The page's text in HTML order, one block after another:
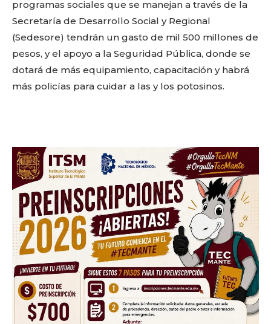
Don't miss
out!
Sing up for our newsletter
to stay in the loop.
programas sociales que se manejan a través de la
Secretaría de Desarrollo Social y Regional
(Sedesore) tendrán un gasto de mil 500 millones de
pesos, y el apoyo a la Seguridad Pública, donde se
dotará de más equipamiento, capacitación y habrá
más policías para cuidar a las y los potosinos.